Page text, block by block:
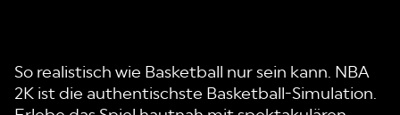
So realistisch wie Basketball nur sein kann. NBA
2K ist die authentischste Basketball-Simulation.